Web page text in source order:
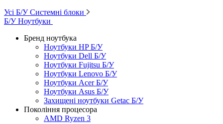
Усі Б/У Системні блоки
Б/У Ноутбуки
Бренд ноутбука
Ноутбуки HP Б/У
Ноутбуки Dell Б/У
Ноутбуки Fujitsu Б/У
Ноутбуки Lenovo Б/У
Ноутбуки Acer Б/У
Ноутбуки Asus Б/У
Захищені ноутбуки Getac Б/У
Покоління процесора
AMD Ryzen 3